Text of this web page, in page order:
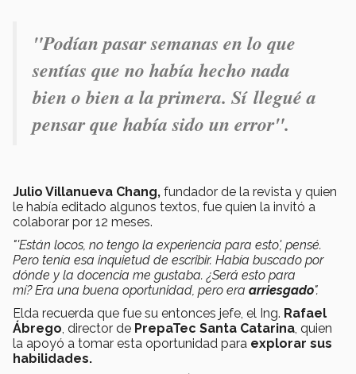
"Podían pasar semanas en lo que
sentías que no había hecho nada
bien o bien a la primera. Sí llegué a
pensar que había sido un error".
Julio Villanueva Chang, fundador de la revista y quien
le había editado algunos textos, fue quien la invitó a
colaborar por 12 meses.
"'Están locos, no tengo la experiencia para esto', pensé.
Pero tenía esa inquietud de escribir. Había buscado por
dónde y la docencia me gustaba. ¿Será esto para
mí?Era una buena oportunidad, pero era arriesgado".
Elda recuerda que fue su entonces jefe, el Ing. Rafael
Ábrego , director de PrepaTec Santa Catarina , quien
la apoyó a tomar esta oportunidad para explorar sus
habilidades.